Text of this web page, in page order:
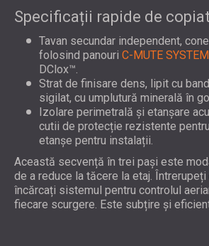
Specificații rapide de copiat
Tavan secundar independent,
folosind panouri C-MUTE
DClox™.
Strat de finisare dens, lipit cu
sigilat, cu umplutură minerală în
Izolare perimetrală și etanșare
cutii de protecție rezistente
etanșe pentru instalații.
Această secvență în trei pași este
de a reduce la tăcere la etaj.
încărcați sistemul pentru controlul
fiecare scurgere. Este subțire și